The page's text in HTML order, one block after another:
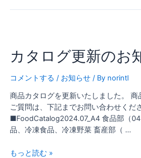
会
の
お
知
せ
カタログ更新のお
コメントする / お知らせ / By norintl
商品カタログを更新いたしました。 商
ご質問は、下記までお問い合わせくだ
■FoodCatalog2024.07_A4 食品部（
品、冷凍食品、冷凍野菜 畜産部（ …
ロ
グ
更
の
お
知
ら
もっと読む »